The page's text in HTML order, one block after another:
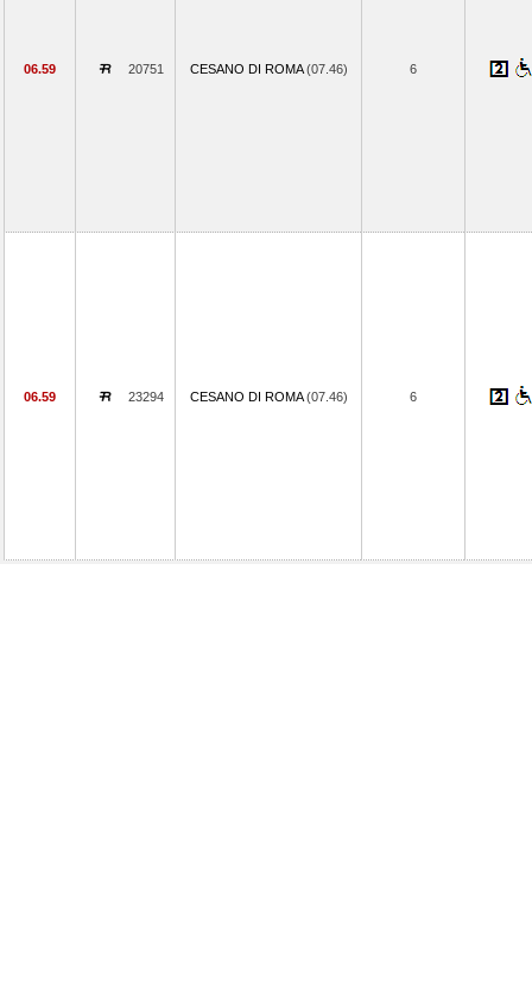
06.59 20751 CESANO DI ROMA(07.46) 6
06.59 23294 CESANO DI ROMA(07.46) 6